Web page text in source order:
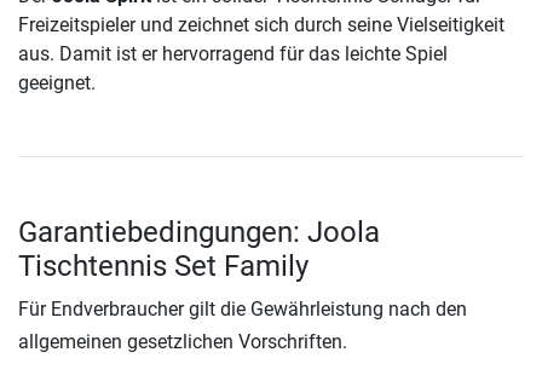
Freizeitspieler und zeichnet sich durch seine Vielseitigkeit
aus. Damit ist er hervorragend für das leichte Spiel
geeignet.
Garantiebedingungen: Joola
Tischtennis Set Family
Für Endverbraucher gilt die Gewährleistung nach den
allgemeinen gesetzlichen Vorschriften.